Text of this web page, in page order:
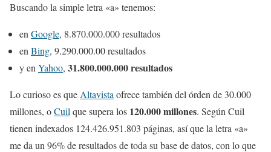
Buscando la simple letra «a» tenemos:
en Google, 8.870.000.000 resultados
en Bing, 9.290.000.00 resultados
y en Yahoo, 31.800.000.000 resultados
Lo curioso es que Altavista ofrece también del órden de 30.000
millones, oCuil que supera los 120.000 millones. Según Cuil
tienen indexados 124.426.951.803 páginas, así que la letra «a»
me da un 96% de resultados de toda su base de datos, con lo que